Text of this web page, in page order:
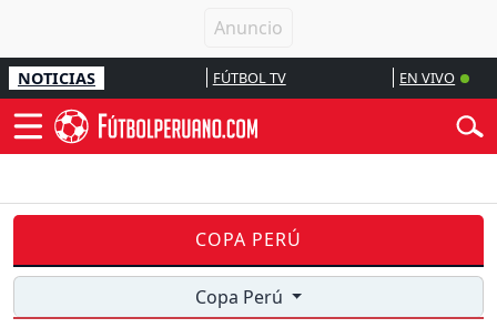
NOTICIAS FÚTBOL TV EN VIVO
COPA PERÚ
Copa Perú